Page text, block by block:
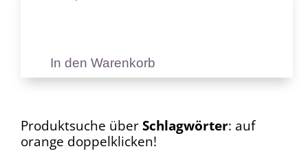
Menge
In den Warenkorb
Produktsuche überSchlagwörter: auf
orange doppelklicken!